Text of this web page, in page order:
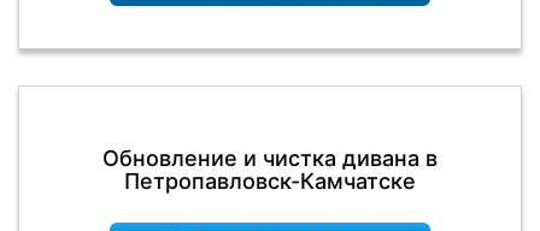
Обновление и чистка дивана в
Петропавловск-Камчатске